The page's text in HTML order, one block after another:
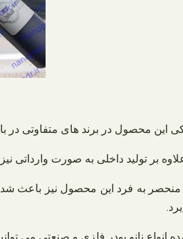
این محصول در برند های متفاوتی
بر تولید داخلی به صورت
به فرد این محصول نیز باعث
انواع نانو پودر فلزی و صنعتی می